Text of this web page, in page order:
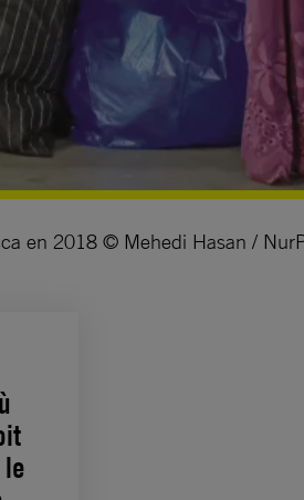
en 2018 © Mehedi Hasan /